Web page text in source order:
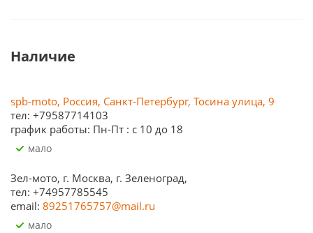
Наличие
spb-moto, Россия, Санкт-Петербург, Тосина улица, 9
тел: +79587714103
график работы: Пн-Пт : с 10 до 18
Мало
Зел-мото, г. Москва, г. Зеленоград,
тел: +74957785545
email: 89251765757@mail.ru
Мало